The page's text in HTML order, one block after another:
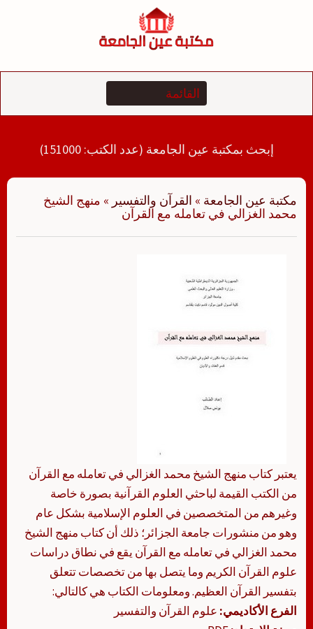
إبحث بمكتبة عين الجامعة (عدد الكتب: 151000)
مكتبة عين الجامعة » القرآن والتفسير » منهج الشيخ
محمد الغزالي في تعامله مع القرآن
يعتبر كتاب منهج الشيخ محمد الغزالي في تعامله مع القرآن
من الكتب القيمة لباحثي العلوم القرآنية بصورة خاصة
وغيرهم من المتخصصين في العلوم الإسلامية بشكل عام
وهو من منشورات جامعة الجزائر؛ ذلك أن كتاب منهج الشيخ
محمد الغزالي في تعامله مع القرآن يقع في نطاق دراسات
علوم القرآن الكريم وما يتصل بها من تخصصات تتعلق
بتفسير القرآن العظيم. ومعلومات الكتاب هي كالتالي:
الفرع الأكاديمي: علوم القرآن والتفسير